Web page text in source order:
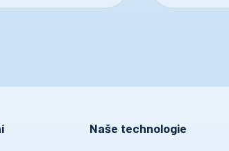
Naše technologie